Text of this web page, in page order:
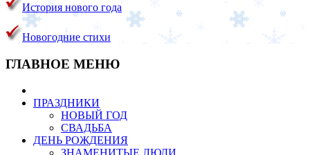
История нового года
Новогодние стихи
ГЛАВНОЕ МЕНЮ
ПРАЗДНИКИ
НОВЫЙ ГОД
СВАДЬБА
ДЕНЬ РОЖДЕНИЯ